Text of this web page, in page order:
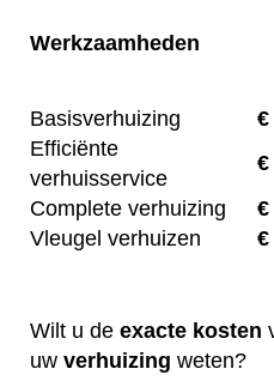
Werkzaamheden
Basisverhuizing €
Efficiënte
verhuisservice
€
Complete verhuizing
€
Vleugel verhuizen
€
Wilt u de exacte kosten
uw verhuizing weten?